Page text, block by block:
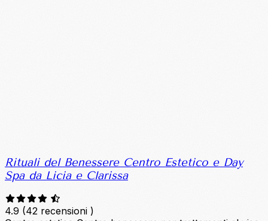
Rituali del Benessere Centro Estetico e Day
Spa da Licia e Clarissa
4.9 (42 recensioni )